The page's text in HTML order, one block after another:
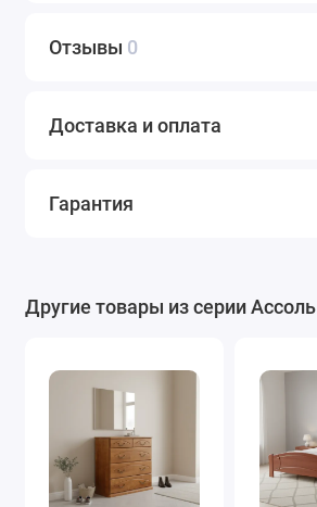
Отзывы 0
Доставка и оплата
Гарантия
Другие товары из серии Ассоль